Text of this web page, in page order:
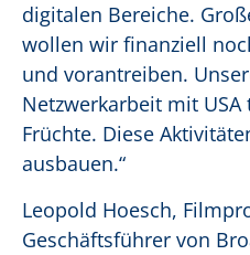
digitalen Bereiche.
wollen wir finanziell
und vorantreiben.
Netzwerkarbeit mit
Früchte. Diese
ausbauen.“
Leopold Hoesch,
Geschäftsführer von